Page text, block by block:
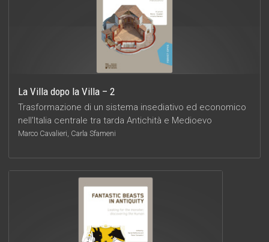
La Villa dopo la Villa – 2
Trasformazione di un sistema insediativo ed economico
nell'Italia centrale tra tarda Antichità e Medioevo
Marco Cavalieri, Carla Sfameni